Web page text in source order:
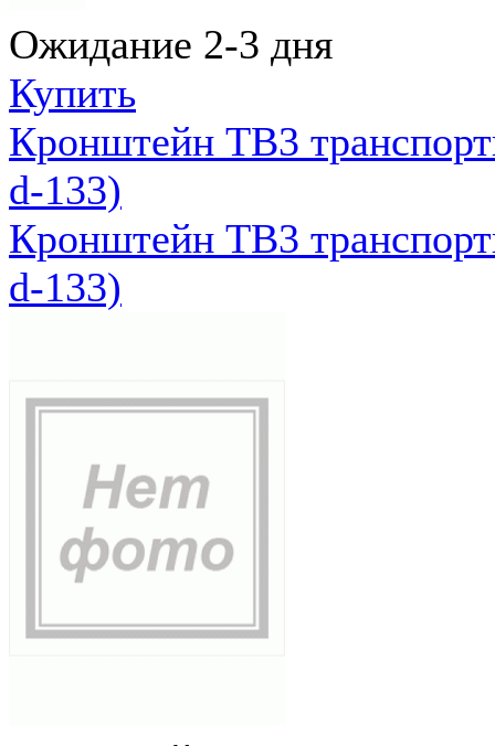
Ожидание 2-3 дня
Купить
Кронштейн ТВ3
d-133)
Кронштейн ТВ3
d-133)